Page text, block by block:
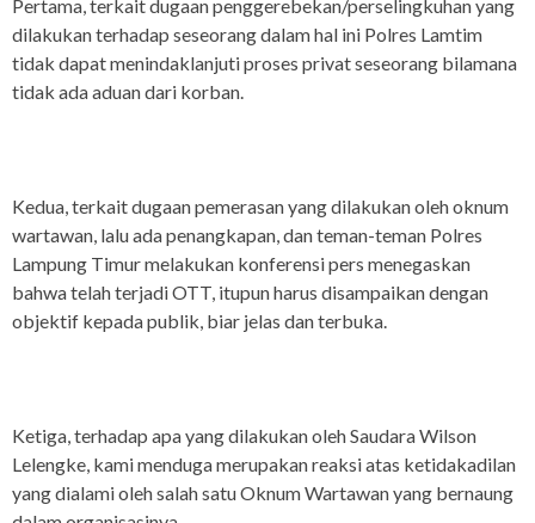
Pertama, terkait dugaan penggerebekan/perselingkuhan yang
dilakukan terhadap seseorang dalam hal ini Polres Lamtim
tidak dapat menindaklanjuti proses privat seseorang bilamana
tidak ada aduan dari korban.
Kedua, terkait dugaan pemerasan yang dilakukan oleh oknum
wartawan, lalu ada penangkapan, dan teman-teman Polres
Lampung Timur melakukan konferensi pers menegaskan
bahwa telah terjadi OTT, itupun harus disampaikan dengan
objektif kepada publik, biar jelas dan terbuka.
Ketiga, terhadap apa yang dilakukan oleh Saudara Wilson
Lelengke, kami menduga merupakan reaksi atas ketidakadilan
yang dialami oleh salah satu Oknum Wartawan yang bernaung